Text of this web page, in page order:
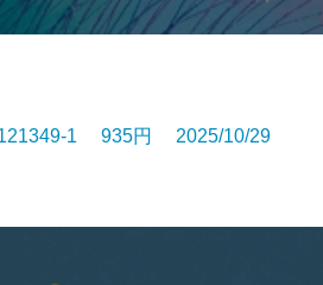
1 935円 2025/10/29